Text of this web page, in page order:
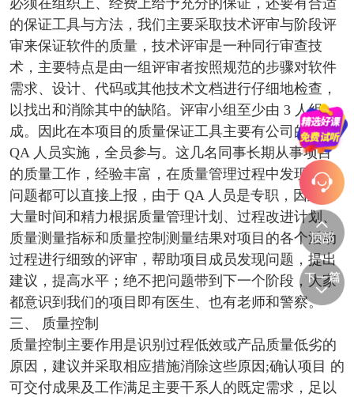
必须在组织上、经费上给予充分的保证，还要有合适
的保证工具与方法，我们主要采取技术评审与阶段评
审来保证软件的质量，技术评审是一种同行审查技
术，主要特点是由一组评审者按照规范的步骤对软件
需求、设计、代码或其他技术文档进行仔细地检查，
以找出和消除其中的缺陷。评审小组至少由 3 人组
成。因此在本项目的质量保证工具主要有公司的专门
QA 人员实施，全员参与。这几名同事长期从事项目
的质量工作，经验丰富，在质量管理过程中发现任何
问题都可以直接上报，由于 QA 人员是专职，因此有
大量时间和精力根据质量管理计划、过程改进计划、
质量测量指标和质量控制测量结果对项目的各个活动
过程进行细致的评审，帮助项目成员发现问题，提出
建议，提高水平；绝不把问题带到下一个阶段，大家
都意识到我们的项目即有医生、也有老师和警察。
三、 质量控制
质量控制主要作用是识别过程低效或产品质量低劣的
原因，建议并采取相应措施消除这些原因;确认项目 的
可交付成果及工作满足主要干系人的既定需求，足以